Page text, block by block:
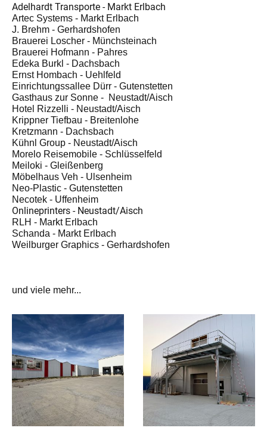
Adelhardt Transporte - Markt Erlbach
Artec Systems - Markt Erlbach
J. Brehm - Gerhardshofen
Brauerei Loscher - Münchsteinach
Brauerei Hofmann - Pahres
Edeka Burkl - Dachsbach
Ernst Hombach - Uehlfeld
Einrichtungssallee Dürr - Gutenstetten
Gasthaus zur Sonne - Neustadt/Aisch
Hotel Rizzelli - Neustadt/Aisch
Krippner Tiefbau - Breitenlohe
Kretzmann - Dachsbach
Kühnl Group - Neustadt/Aisch
Morelo Reisemobile - Schlüsselfeld
Meiloki - Gleißenberg
Möbelhaus Veh - Ulsenheim
Neo-Plastic - Gutenstetten
Necotek - Uffenheim
Onlineprinters - Neustadt/Aisch
RLH - Markt Erlbach
Schanda - Markt Erlbach
Weilburger Graphics - Gerhardshofen
und viele mehr...